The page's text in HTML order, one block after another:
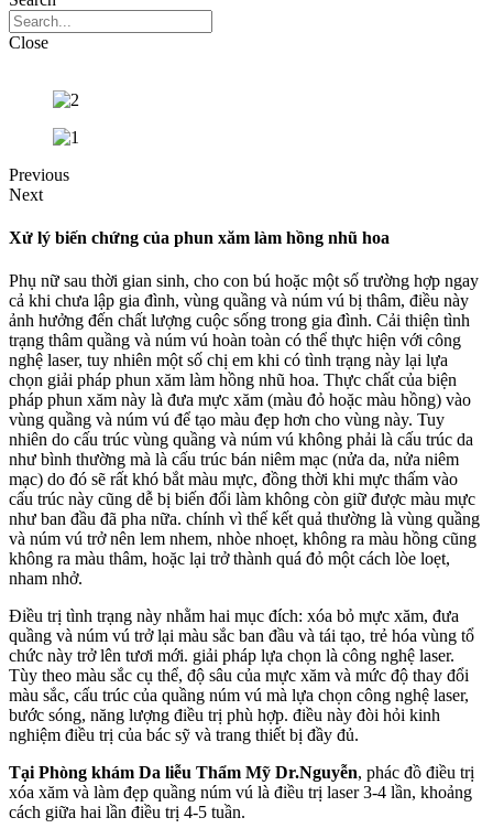
Close
Previous
Next
Xử lý biến chứng của phun xăm làm hồng nhũ hoa
Phụ nữ sau thời gian sinh, cho con bú hoặc một số trường hợp ngay
cả khi chưa lập gia đình, vùng quầng và núm vú bị thâm, điều này
ảnh hưởng đến chất lượng cuộc sống trong gia đình. Cải thiện tình
trạng thâm quầng và núm vú hoàn toàn có thể thực hiện với công
nghệ laser, tuy nhiên một số chị em khi có tình trạng này lại lựa
chọn giải pháp phun xăm làm hồng nhũ hoa. Thực chất của biện
pháp phun xăm này là đưa mực xăm (màu đỏ hoặc màu hồng) vào
vùng quầng và núm vú để tạo màu đẹp hơn cho vùng này. Tuy
nhiên do cấu trúc vùng quầng và núm vú không phải là cấu trúc da
như bình thường mà là cấu trúc bán niêm mạc (nửa da, nửa niêm
mạc) do đó sẽ rất khó bắt màu mực, đồng thời khi mực thấm vào
cấu trúc này cũng dễ bị biến đổi làm không còn giữ được màu mực
như ban đầu đã pha nữa. chính vì thế kết quả thường là vùng quầng
và núm vú trở nên lem nhem, nhòe nhoẹt, không ra màu hồng cũng
không ra màu thâm, hoặc lại trở thành quá đỏ một cách lòe loẹt,
nham nhở.
Điều trị tình trạng này nhằm hai mục đích: xóa bỏ mực xăm, đưa
quầng và núm vú trở lại màu sắc ban đầu và tái tạo, trẻ hóa vùng tổ
chức này trở lên tươi mới. giải pháp lựa chọn là công nghệ laser.
Tùy theo màu sắc cụ thể, độ sâu của mực xăm và mức độ thay đổi
màu sắc, cấu trúc của quầng núm vú mà lựa chọn công nghệ laser,
bước sóng, năng lượng điều trị phù hợp. điều này đòi hỏi kinh
nghiệm điều trị của bác sỹ và trang thiết bị đầy đủ.
Tại Phòng khám Da liễu Thẩm Mỹ Dr.Nguyễn, phác đồ điều trị
xóa xăm và làm đẹp quầng núm vú là điều trị laser 3-4 lần, khoảng
cách giữa hai lần điều trị 4-5 tuần.